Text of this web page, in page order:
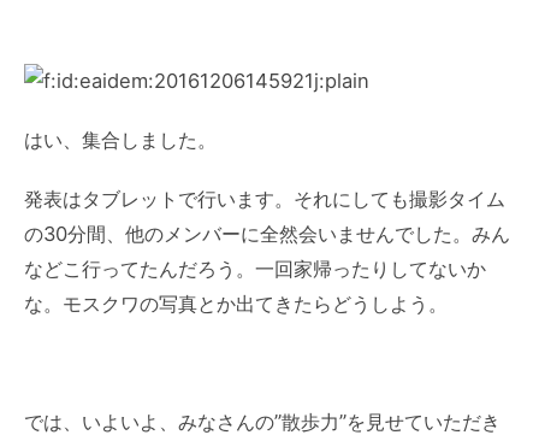
はい、集合しました。
発表はタブレットで行います。それにしても撮影タイム
の30分間、他のメンバーに全然会いませんでした。みん
などこ行ってたんだろう。一回家帰ったりしてないか
な。モスクワの写真とか出てきたらどうしよう。
では、いよいよ、みなさんの”散歩力”を見せていただき